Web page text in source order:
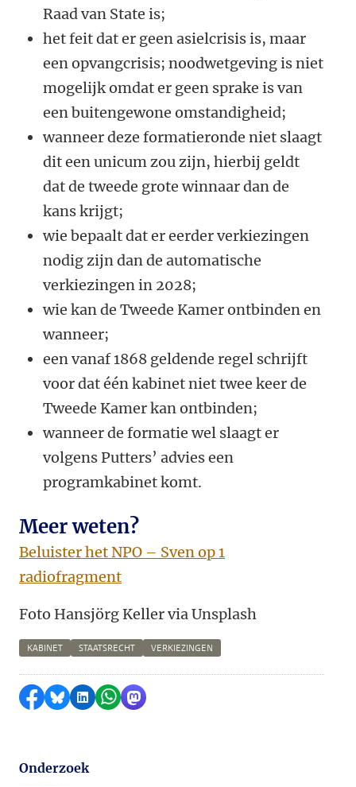
Raad van State is;
het feit dat er geen asielcrisis is, maar
een opvangcrisis; noodwetgeving is niet
mogelijk omdat er geen sprake is van
een buitengewone omstandigheid;
wanneer deze formatieronde niet slaagt
dit een unicum zou zijn, hierbij geldt
dat de tweede grote winnaar dan de
kans krijgt;
wie bepaalt dat er eerder verkiezingen
nodig zijn dan de automatische
verkiezingen in 2028;
wie kan de Tweede Kamer ontbinden en
wanneer;
een vanaf 1868 geldende regel schrijft
voor dat één kabinet niet twee keer de
Tweede Kamer kan ontbinden;
wanneer de formatie wel slaagt er
volgens Putters’ advies een
programkabinet komt.
Meer weten?
Beluister het NPO – Sven op 1
radiofragment
Foto Hansjörg Keller via Unsplash
KABINET STAATSRECHT VERKIEZINGEN
Delen op Facebook
Delen via Bluesky
Delen op LinkedIn
Delen via WhatsApp
Delen via Mastodon
Onderzoek